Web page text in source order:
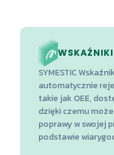
SYMESTIC
automatycznie
takie jak OEE,
dzięki czemu
poprawy w swojej
podstawie